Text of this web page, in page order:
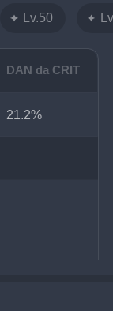
Lv.50
DAN da CRIT
21.2%